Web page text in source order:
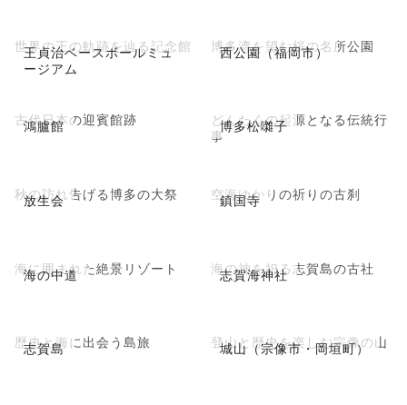
王貞治ベースボールミュ
ージアム
世界の王の軌跡を辿る記念館 西公園（福岡市）
博多湾を望む桜の名所公園
鴻臚館
古代日本の迎賓館跡 博多松囃子
どんたくの起源となる伝統行
事
放生会
秋の訪れ告げる博多の大祭 鎮国寺
空海ゆかりの祈りの古刹
海の中道
海に囲まれた絶景リゾート 志賀海神社
海の神を祀る志賀島の古社
志賀島
歴史と海に出会う島旅 城山（宗像市・岡垣町）
登山と歴史を楽しむ宗像の山